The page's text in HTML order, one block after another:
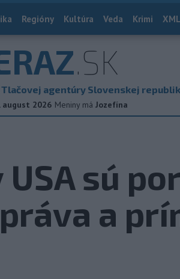
Regióny Kultúra Veda Krimi
.SK
agentúry Slovenskej
august 2026 Meniny má Jozefína
sú
a